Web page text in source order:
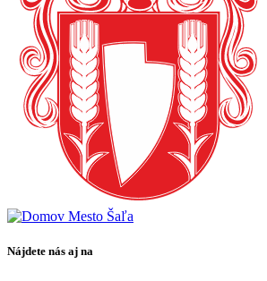
Nájdete nás aj na